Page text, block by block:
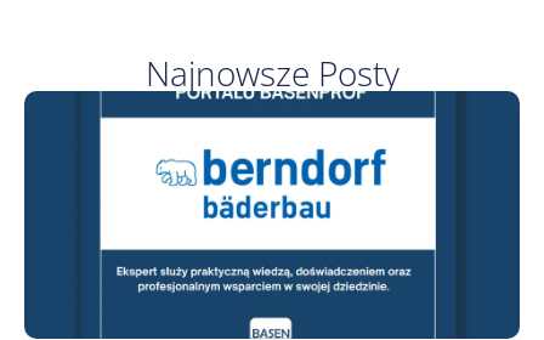
Najnowsze Posty